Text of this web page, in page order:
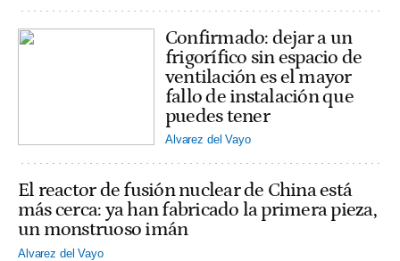
Confirmado: dejar a un
frigorífico sin espacio de
ventilación es el mayor
fallo de instalación que
puedes tener
Alvarez del Vayo
El reactor de fusión nuclear de China está
más cerca: ya han fabricado la primera pieza,
un monstruoso imán
Alvarez del Vayo